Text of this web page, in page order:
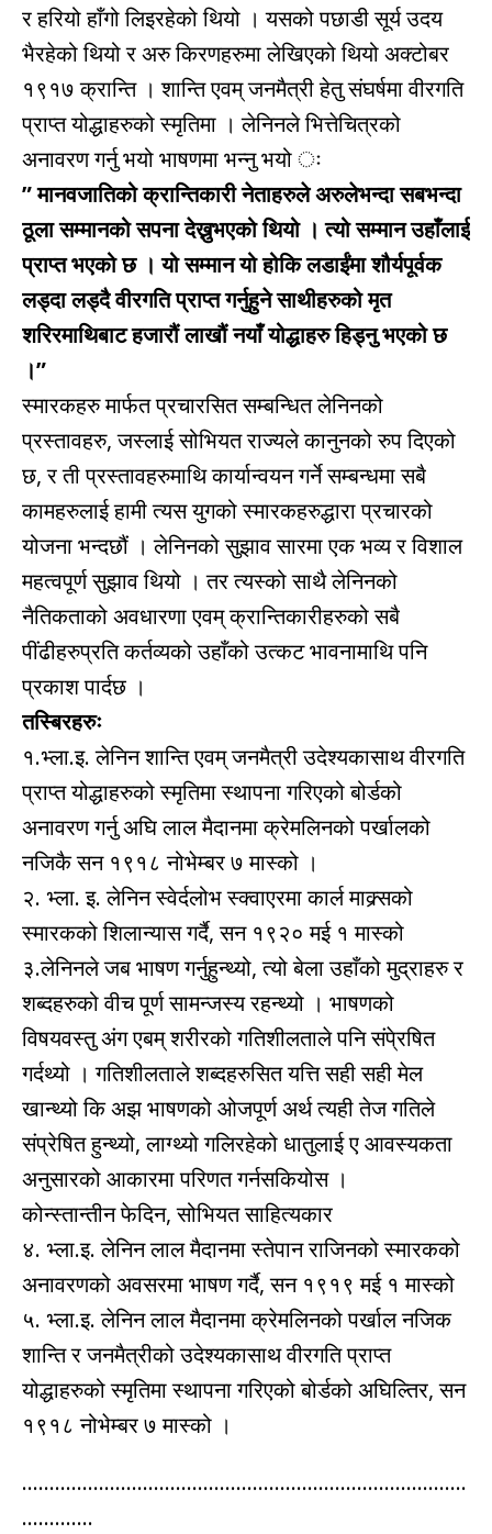
र हरियो हाँगो लिइरहेको थियो । यसको पछाडी सूर्य उदय
भैरहेको थियो र अरु किरणहरुमा लेखिएको थियो अक्टोबर
१९१७ क्रान्ति । शान्ति एवम् जनमैत्री हेतु संघर्षमा वीरगति
प्राप्त योद्धाहरुको स्मृतिमा । लेनिनले भित्तेचित्रको
अनावरण गर्नु भयो भाषणमा भन्नु भयो ः
” मानवजातिको क्रान्तिकारी नेताहरुले अरुलेभन्दा सबभन्दा
ठूला सम्मानको सपना देख्नुभएको थियो । त्यो सम्मान उहाँलाई
प्राप्त भएको छ । यो सम्मान यो होकि लडाईंमा शौर्यपूर्वक
लड्दा लड्दै वीरगति प्राप्त गर्नुहुने साथीहरुको मृत
शरिरमाथिबाट हजारौं लाखौं नयाँ योद्धाहरु हिड्नु भएको छ
।”
स्मारकहरु मार्फत प्रचारसित सम्बन्धित लेनिनको
प्रस्तावहरु, जस्लाई सोभियत राज्यले कानुनको रुप दिएको
छ, र ती प्रस्तावहरुमाथि कार्यान्वयन गर्ने सम्बन्धमा सबै
कामहरुलाई हामी त्यस युगको स्मारकहरुद्धारा प्रचारको
योजना भन्दछौं । लेनिनको सुझाव सारमा एक भव्य र विशाल
महत्वपूर्ण सुझाव थियो । तर त्यस्को साथै लेनिनको
नैतिकताको अवधारणा एवम् क्रान्तिकारीहरुको सबै
पींढीहरुप्रति कर्तव्यको उहाँको उत्कट भावनामाथि पनि
प्रकाश पार्दछ ।
तस्बिरहरुः
१.भ्ला.इ. लेनिन शान्ति एवम् जनमैत्री उदेश्यकासाथ वीरगति
प्राप्त योद्धाहरुको स्मृतिमा स्थापना गरिएको बोर्डको
अनावरण गर्नु अघि लाल मैदानमा क्रेमलिनको पर्खालको
नजिकै सन १९१८ नोभेम्बर ७ मास्को ।
२. भ्ला. इ. लेनिन स्वेर्दलोभ स्क्वाएरमा कार्ल माक्र्सको
स्मारकको शिलान्यास गर्दै, सन १९२० मई १ मास्को
३.लेनिनले जब भाषण गर्नुहुन्थ्यो, त्यो बेला उहाँको मुद्राहरु र
शब्दहरुको वीच पूर्ण सामन्जस्य रहन्थ्यो । भाषणको
विषयवस्तु अंग एबम् शरीरको गतिशीलताले पनि संपे्रषित
गर्दथ्यो । गतिशीलताले शब्दहरुसित यत्ति सही सही मेल
खान्थ्यो कि अझ भाषणको ओजपूर्ण अर्थ त्यही तेज गतिले
संप्रेषित हुन्थ्यो, लाग्थ्यो गलिरहेको धातुलाई ए आवस्यकता
अनुसारको आकारमा परिणत गर्नसकियोस ।
कोन्स्तान्तीन फेदिन, सोभियत साहित्यकार
४. भ्ला.इ. लेनिन लाल मैदानमा स्तेपान राजिनको स्मारकको
अनावरणको अवसरमा भाषण गर्दै, सन १९१९ मई १ मास्को
५. भ्ला.इ. लेनिन लाल मैदानमा क्रेमलिनको पर्खाल नजिक
शान्ति र जनमैत्रीको उदेश्यकासाथ वीरगति प्राप्त
योद्धाहरुको स्मृतिमा स्थापना गरिएको बोर्डको अघिल्तिर, सन
१९१८ नोभेम्बर ७ मास्को ।
………………………………………………………………………
………….